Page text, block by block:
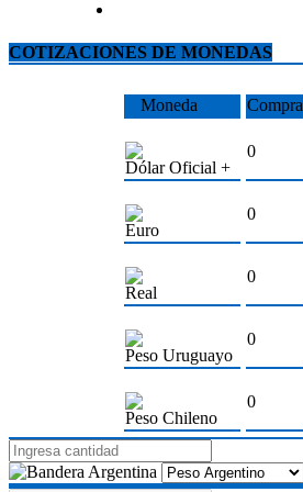
COTIZACIONES DE MONEDAS
Moneda Compra
Dólar Oficial +
0
Euro
0
Real
0
Peso Uruguayo
0
Peso Chileno
0